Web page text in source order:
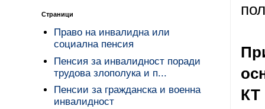
КТ
Страници
Право на инвалидна или
социална пенсия
Пенсия за инвалидност поради
трудова злополука и п...
Пенсии за гражданска и военна
инвалидност